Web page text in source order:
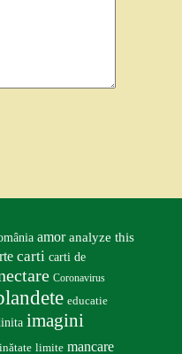
amor analyze this
carti carti de
Coronavirus
educatie
imagini
limite mancare